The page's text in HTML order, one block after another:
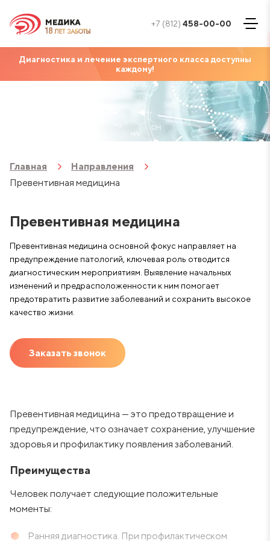
+7 (812) 458-00-00
Диагностика и лечение экспертного класса доступны
каждому!
Главная
Направления
Превентивная медицина
Превентивная медицина
Превентивная медицина основной фокус направляет на
предупреждение патологий, ключевая роль отводится
диагностическим мероприятиям. Выявление начальных
изменений и предрасположенности к ним помогает
предотвратить развитие заболеваний и сохранить высокое
качество жизни.
Заказать звонок
Превентивная медицина — это предотвращение и
предупреждение, что означает сохранение, улучшение
здоровья и профилактику появления заболеваний.
Преимущества
Человек получает следующие положительные
моменты:
Ранняя диагностика. При профилактическом